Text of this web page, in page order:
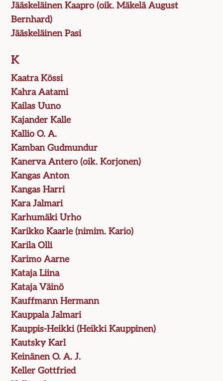
Jääskeläinen Kaapro (oik. Mäkelä August
Bernhard)
Jääskeläinen Pasi
K
Kaatra Kössi
Kahra Aatami
Kailas Uuno
Kajander Kalle
Kallio O. A.
Kamban Gudmundur
Kanerva Antero (oik. Korjonen)
Kangas Anton
Kangas Harri
Kara Jalmari
Karhumäki Urho
Karikko Kaarle (nimim. Kario)
Karila Olli
Karimo Aarne
Kataja Liina
Kataja Väinö
Kauffmann Hermann
Kauppala Jalmari
Kauppis-Heikki (Heikki Kauppinen)
Kautsky Karl
Keinänen O. A. J.
Keller Gottfried